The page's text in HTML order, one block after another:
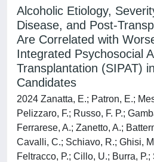
Alcoholic Etiology,
Disease, and Post-
Are Correlated with
Integrated Psychosocial
Transplantation (SIPAT)
Candidates
2024 Zanatta, E.; Patron, E.;
Pelizzaro, F.; Russo, F. P.;
Ferrarese, A.; Zanetto, A.;
Cavalli, C.; Schiavo, R.; Ghisi,
Feltracco, P.; Cillo, U.; Burra, P.;